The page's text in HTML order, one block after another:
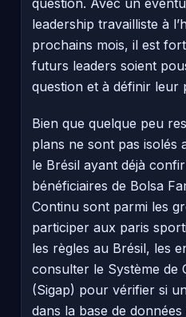
leadership travailliste à
prochains mois, il est
futurs leaders soient
question et à définir leur
Bien que quelque peu
plans ne sont pas isolés
le Brésil ayant déjà
bénéficiaires de Bolsa
Continu sont parmi les
participer aux paris
les règles au Brésil, les
consulter le Système de
(Sigap) pour vérifier si
dans la base de